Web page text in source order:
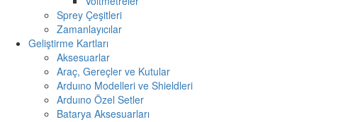
Sprey Çeşitleri
Zamanlayıcılar
Geliştirme Kartları
Aksesuarlar
Araç, Gereçler ve Kutular
Arduıno Modelleri ve Shieldleri
Arduıno Özel Setler
Batarya Aksesuarları